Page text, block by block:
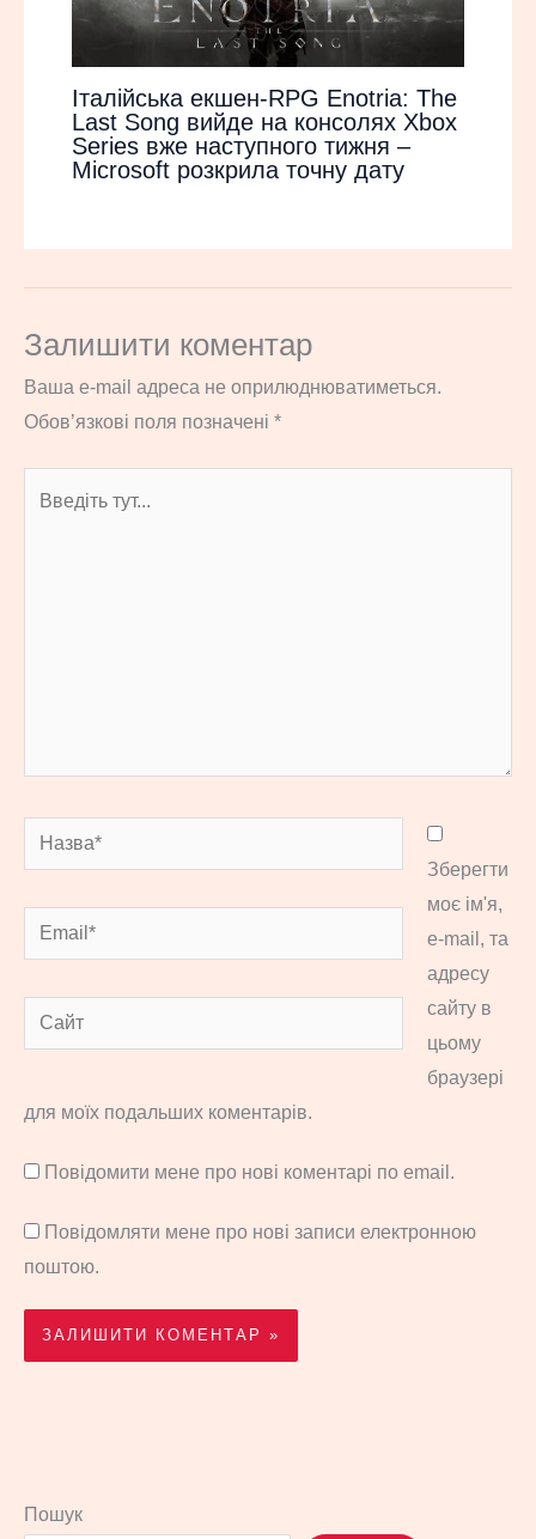
Італійська екшен-RPG Enotria: The
Last Song вийде на консолях Xbox
Series вже наступного тижня –
Microsoft розкрила точну дату
Залишити коментар
Ваша e-mail адреса не оприлюднюватиметься.
Обов’язкові поля позначені *
Назва*
Email*
Сайт
Зберегти
моє ім'я,
e-mail, та
адресу
сайту в
цьому
браузері
для моїх подальших коментарів.
Повідомити мене про нові коментарі по email.
Повідомляти мене про нові записи електронною
поштою.
Пошук